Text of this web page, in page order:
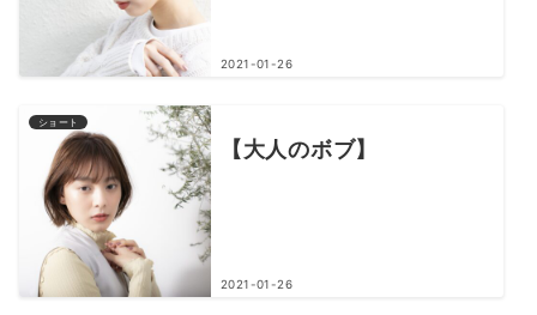
2021-01-26
ショート
【大人のボブ】
2021-01-26